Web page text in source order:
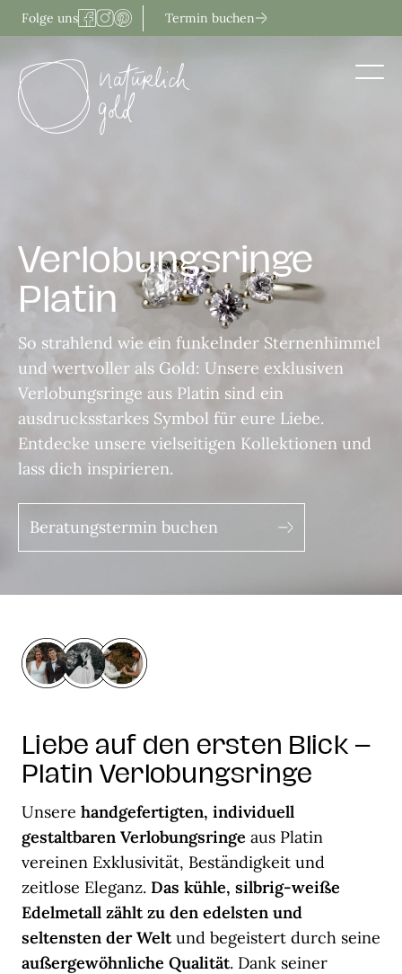
Zum
Inhalt
springen
Folge uns Termin buchen
Verlobungsringe
Platin
So strahlend wie ein funkelnder Sternenhimmel
und wertvoller als Gold: Unsere exklusiven
Verlobungsringe aus Platin sind ein
ausdrucksstarkes Symbol für eure Liebe.
Entdecke unsere vielseitigen Kollektionen und
lass dich inspirieren.
Beratungstermin buchen
Liebe auf den ersten Blick –
Platin Verlobungsringe
Unsere handgefertigten, individuell
gestaltbaren Verlobungsringe aus Platin
vereinen Exklusivität, Beständigkeit und
zeitlose Eleganz. Das kühle, silbrig-weiße
Edelmetall zählt zu den edelsten und
seltensten der Weltund begeistert durch seine
außergewöhnliche Qualität. Dank seiner